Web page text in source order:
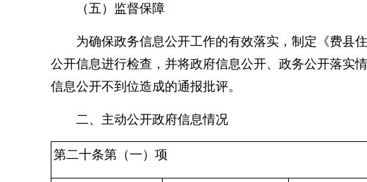
（五）监督保障
为确保政务信息公开工作的有效落实，制定《费县
公开信息进行检查，并将政府信息公开、政务公开落实
信息公开不到位造成的通报批评。
二、主动公开政府信息情况
第二十条第（一）项